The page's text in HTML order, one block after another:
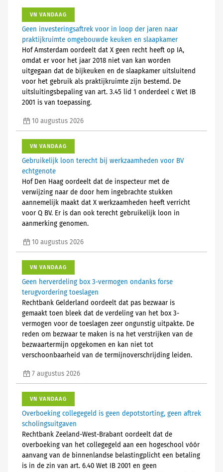
VN VANDAAG
Geen investeringsaftrek voor in loop der jaren naar
praktijkruimte omgebouwde keuken en slaapkamer
Hof Amsterdam oordeelt dat X geen recht heeft op IA,
omdat er voor het jaar 2018 niet van kan worden
uitgegaan dat de bijkeuken en de slaapkamer uitsluitend
voor het gebruik als praktijkruimte zijn bestemd. De
uitsluitingsbepaling van art. 3.45 lid 1 onderdeel c Wet IB
2001 is van toepassing.
10 augustus 2026
VN VANDAAG
Gebruikelijk loon terecht bij werkzaamheden voor BV
echtgenote
Hof Den Haag oordeelt dat de inspecteur met de
verwijzing naar de door hem ingebrachte stukken
aannemelijk maakt dat X werkzaamheden heeft verricht
voor Q BV. Er is dan ook terecht gebruikelijk loon in
aanmerking genomen.
10 augustus 2026
VN VANDAAG
Geen herverdeling box 3-vermogen ondanks forse
terugvordering toeslagen
Rechtbank Gelderland oordeelt dat pas bezwaar is
gemaakt toen bleek dat de verdeling van het box 3-
vermogen voor de toeslagen zeer ongunstig uitpakte. De
reden om bezwaar te maken is na het verstrijken van de
bezwaartermijn opgekomen en kan niet tot
verschoonbaarheid van de termijnoverschrijding leiden.
7 augustus 2026
VN VANDAAG
Overboeking collegegeld is geen depotstorting, geen aftrek
scholingsuitgaven
Rechtbank Zeeland-West-Brabant oordeelt dat de
overboeking van het collegegeld aan een hogeschool vóór
aanvang van de binnenlandse belastingplicht een betaling
is in de zin van art. 6.40 Wet IB 2001 en geen